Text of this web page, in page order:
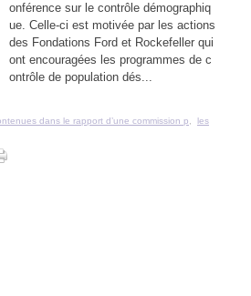
onférence sur le contrôle démographiq
ue. Celle-ci est motivée par les actions
des Fondations Ford et Rockefeller qui
ont encouragées les programmes de c
ontrôle de population dés...
dans le rapport d’une commission p
les